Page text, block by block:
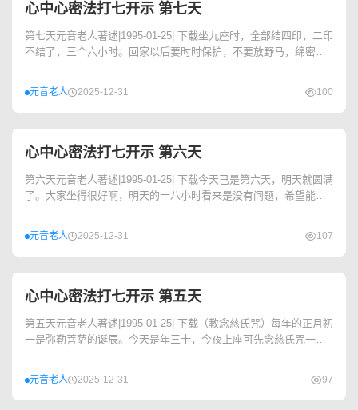
心中心密法打七开示 第七天
第七天元音老人著述|1995-01-25| 下载坐九座时，全部结四印，二印
不结了，三个六小时。回家以后要时时保护，不要放野马，绵密保
元音老人 2025-12-31 100
心中心密法打七开示 第六天
第六天元音老人著述|1995-01-25| 下载今天已是第六天，明天就圆满
了。大家坐得很好啊，明天的十八小时看来是没有问题，希望能进
元音老人 2025-12-31 107
心中心密法打七开示 第五天
第五天元音老人著述|1995-01-25| 下载（教念慈氏咒）每年的正月初
一是弥勒菩萨的诞辰。今天是年三十，今夜上座可先念慈氏咒一百
元音老人 2025-12-31 97